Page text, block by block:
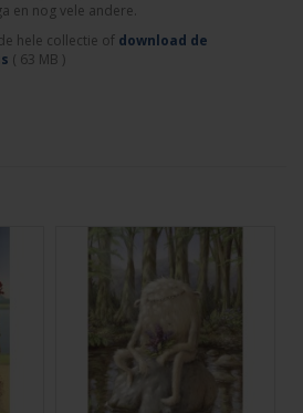
en nog vele andere.
hele collectie of download de
( 63 MB )